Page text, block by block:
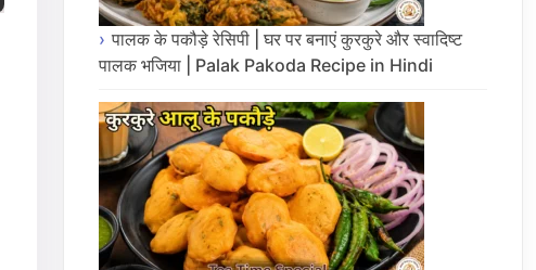
पालक के पकौड़े रेसिपी | घर पर बनाएं कुरकुरे और स्वादिष्ट
पालक भजिया | Palak Pakoda Recipe in Hindi